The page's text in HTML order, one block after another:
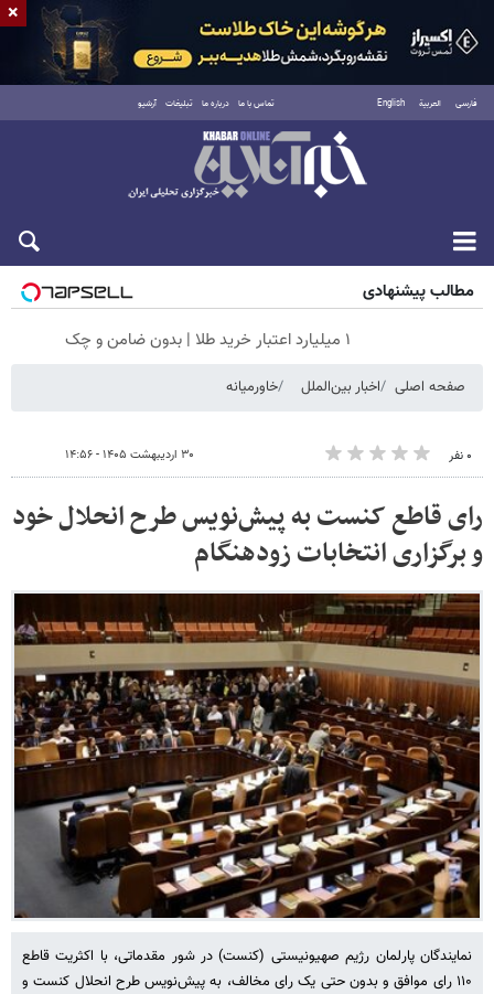
فارسی العربية English تماس با ما درباره ما تبلیغات آرشیو
شنبه ۱۷ مرداد ۱۴۰۵
مطالب پیشنهادی
۱ میلیارد اعتبار خرید طلا | بدون ضامن و چک
صفحه اصلی اخبار بین‌الملل خاورمیانه
۰ نفر ۳۰ اردیبهشت ۱۴۰۵ - ۱۴:۵۶
رای قاطع کنست به پیش‌نویس طرح انحلال خود
و برگزاری انتخابات زودهنگام
نمایندگان پارلمان رژیم صهیونیستی (کنست) در شور مقدماتی، با اکثریت قاطع
۱۱۰ رای موافق و بدون حتی یک رای مخالف، به پیش‌نویس طرح انحلال کنست و
×